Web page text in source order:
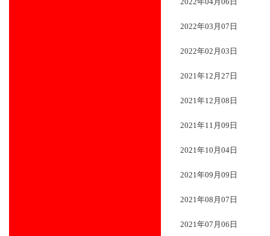
2022年04月06日
2022年03月07日
2022年02月03日
2021年12月27日
2021年12月08日
2021年11月09日
2021年10月04日
2021年09月09日
2021年08月07日
2021年07月06日